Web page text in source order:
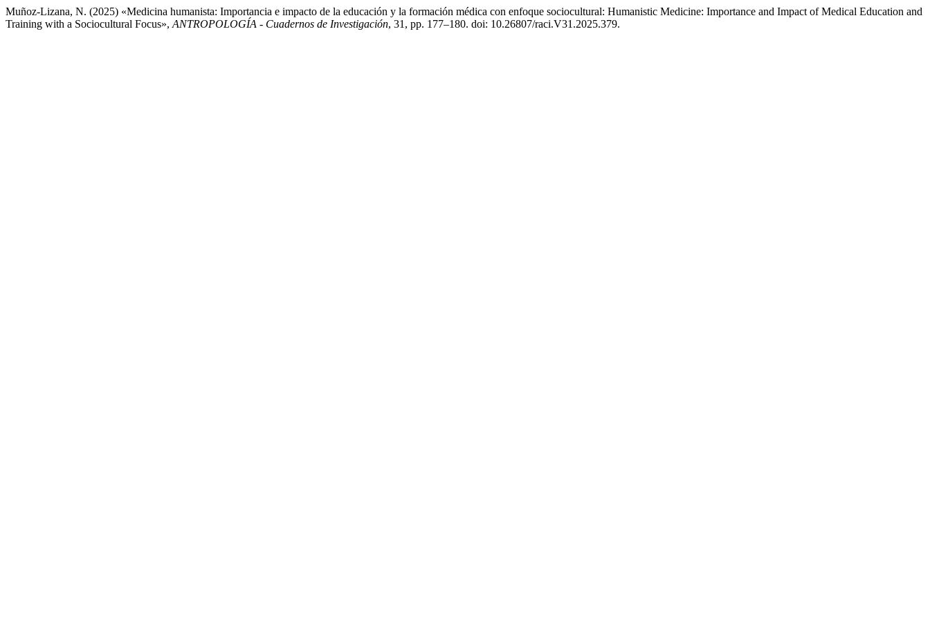
Muñoz-Lizana, N. (2025) «Medicina humanista: Importancia e impacto de la educación y la formación médica con enfoque sociocultural: Humanistic Medicine: Importance and Impact of Medical Education and
Training with a Sociocultural Focus», ANTROPOLOGÍA - Cuadernos de Investigación, 31, pp. 177–180. doi: 10.26807/raci.V31.2025.379.